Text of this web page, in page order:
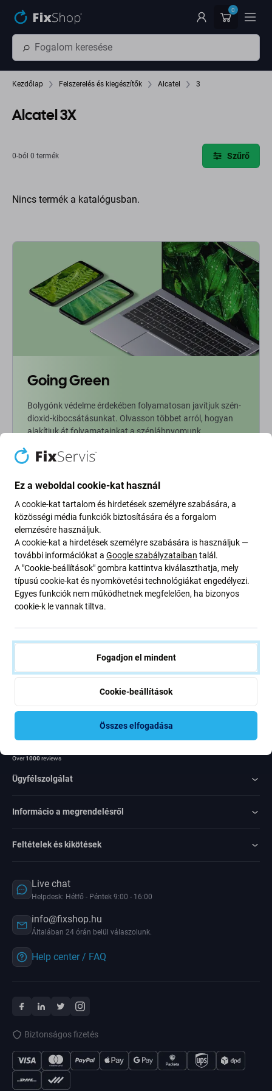
0
Kezdőlap Felszerelés és kiegészítők Alcatel 3
Alcatel 3X
0-ból 0 termék Szűrő
Nincs termék a katalógusban.
Going Green
Bolygónk védelme érdekében folyamatosan javítjuk szén-
dioxid-kibocsátásunkat. Olvasson többet arról, hogyan
alakítjuk át folyamatainkat a szénlábnyomunk
Newsletter Fix
Iratkozzon fel, hogy rendszeresen tájékoztatást kapjon az
ajánlatunkról szóló kedvezményekről és hírekről. Ugyanakkor
ennek az űrlapnak a benyújtásával megerősítem, hogy több mint
16 éves vagyok
Egyetértek azzal, hogy híreket kapjak
Over1000reviews
Ügyfélszolgálat
Informácio a megrendelésről
Feltételek és kikötések
Live chat
Helpdesk: Hétfő - Péntek 9:00 - 16:00
info@fixshop.hu
Általában 24 órán belül válaszolunk.
Help center / FAQ
Biztonságos fizetés
Ez a weboldal cookie-kat használ
A cookie-kat tartalom és hirdetések személyre szabására, a
közösségi média funkciók biztosítására és a forgalom
elemzésére használjuk.
A cookie-kat a hirdetések személyre szabására is használjuk —
további információkat a Google szabályzataiban talál.
A "Cookie-beállítások" gombra kattintva kiválaszthatja, mely
típusú cookie-kat és nyomkövetési technológiákat engedélyezi.
Egyes funkciók nem működhetnek megfelelően, ha bizonyos
cookie-k le vannak tiltva.
Fogadjon el mindent
Cookie-beállítások
Összes elfogadása